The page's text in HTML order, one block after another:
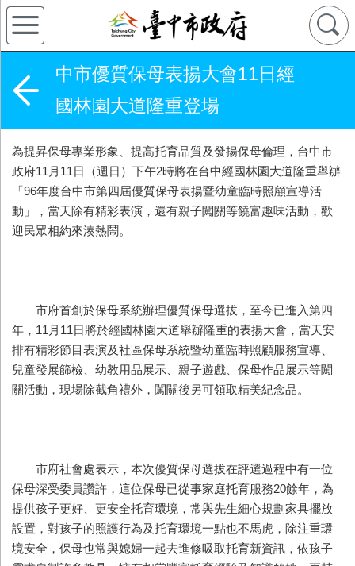
中市優質保母表揚大會11日經
國林園大道隆重登場
為提昇保母專業形象、提高托育品質及發揚保母倫理，台中市
政府11月11日（週日）下午2時將在台中經國林園大道隆重舉辦
「96年度台中市第四屆優質保母表揚暨幼童臨時照顧宣導活
動」，當天除有精彩表演，還有親子闖關等饒富趣味活動，歡
迎民眾相約來湊熱鬧。
市府首創於保母系統辦理優質保母選拔，至今已進入第四
年，11月11日將於經國林園大道舉辦隆重的表揚大會，當天安
排有精彩節目表演及社區保母系統暨幼童臨時照顧服務宣導、
兒童發展篩檢、幼教用品展示、親子遊戲、保母作品展示等闖
關活動，現場除截角禮外，闖關後另可領取精美紀念品。
市府社會處表示，本次優質保母選拔在評選過程中有一位
保母深受委員讚許，這位保母已從事家庭托育服務20餘年，為
提供孩子更好、更安全托育環境，常與先生細心規劃家具擺放
設置，對孩子的照護行為及托育環境一點也不馬虎，除注重環
境安全，保母也常與媳婦一起去進修吸取托育新資訊，依孩子